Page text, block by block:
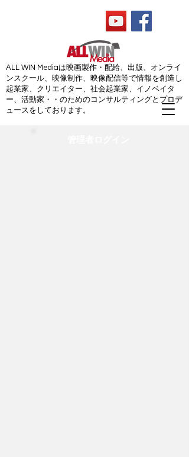
ALL WIN Mediaは映画製作・配給、出版、オンライ
ンスクール、映像制作、映像配信等で情報を創造し
起業家、クリエイター、社会起業家、イノベイタ
ー、活動家・・のためのコンサルティングとプロデ
ュースをしております。